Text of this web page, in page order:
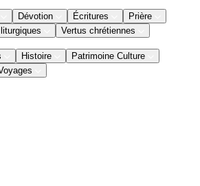
Dévotion Écritures
Prière
Vertus chrétiennes
Histoire
Patrimoine Culture